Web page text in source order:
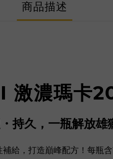
商品描述
激濃瑪卡
持久，一瓶解放雄
補給，打造巔峰配方！每瓶